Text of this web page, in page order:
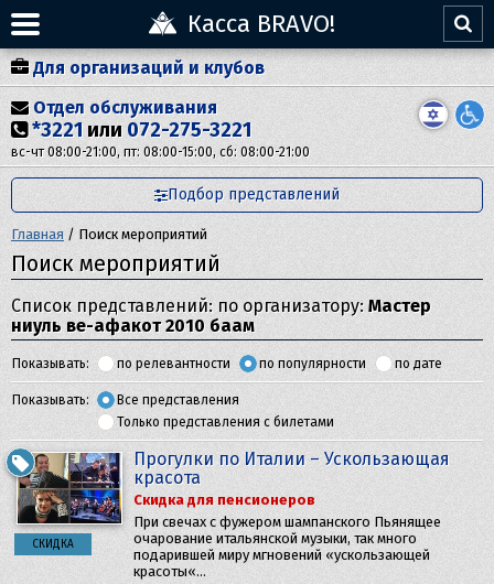
Касса BRAVO!
Для организаций и клубов
Отдел обслуживания
*3221 или 072-275-3221
вс-чт 08:00-21:00, пт: 08:00-15:00, сб: 08:00-21:00
Подбор представлений
Главная / Поиск мероприятий
Поиск мероприятий
Список представлений: по организатору: Мастер
ниуль ве-афакот 2010 баам
Показывать: по релевантности по популярности по дате
Показывать:
Все представления
Только представления с билетами
СКИДКА
Прогулки по Италии – Ускользающая
красота
Скидка для пенсионеров
При свечах с фужером шампанского Пьянящее
очарование итальянской музыки, так много
подарившей миру мгновений «ускользающей
красоты«…